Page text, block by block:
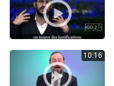
10:16